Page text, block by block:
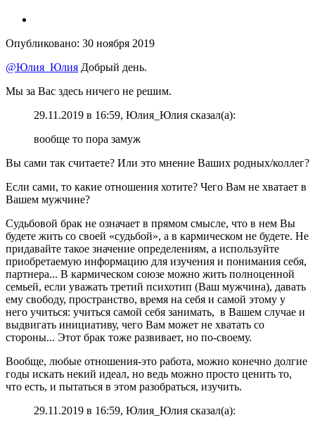
Опубликовано: 30 ноября 2019
@Юлия_Юлия Добрый день.
Мы за Вас здесь ничего не решим.
29.11.2019 в 16:59, Юлия_Юлия сказал(а):
вообще то пора замуж
Вы сами так считаете? Или это мнение Ваших родных/коллег?
Если сами, то какие отношения хотите? Чего Вам не хватает в
Вашем мужчине?
Судьбовой брак не означает в прямом смысле, что в нем Вы
будете жить со своей «судьбой», а в кармическом не будете. Не
придавайте такое значение определениям, а используйте
приобретаемую информацию для изучения и понимания себя,
партнера... В кармическом союзе можно жить полноценной
семьей, если уважать третий психотип (Ваш мужчина), давать
ему свободу, пространство, время на себя и самой этому у
него учиться: учиться самой себя занимать, в Вашем случае и
выдвигать инициативу, чего Вам может не хватать со
стороны... Этот брак тоже развивает, но по-своему.
Вообще, любые отношения-это работа, можно конечно долгие
годы искать некий идеал, но ведь можно просто ценить то,
что есть, и пытаться в этом разобраться, изучить.
29.11.2019 в 16:59, Юлия_Юлия сказал(а):